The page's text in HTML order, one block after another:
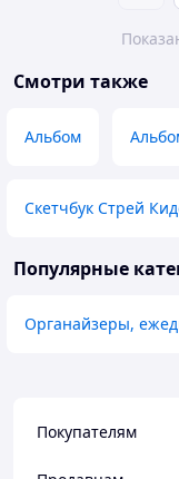
Смотри также
Альбом
Скетчбук Стрей
Популярные
Органайзеры,
Покупателям